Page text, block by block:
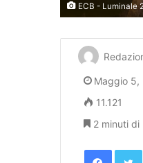
ECB - Luminale
Maggio 5,
11.121
2 minuti di
Facebook